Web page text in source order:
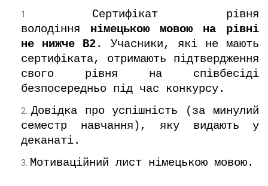
Сертифікат рівня
володіння німецькою мовою на рівні
не нижче В2. Учасники, які не мають
сертифіката, отримають підтвердження
свого рівня на співбесіді
безпосередньо під час конкурсу.
Довідка про успішність (за минулий
семестр навчання), яку видають у
деканаті.
Мотиваційний лист німецькою мовою.